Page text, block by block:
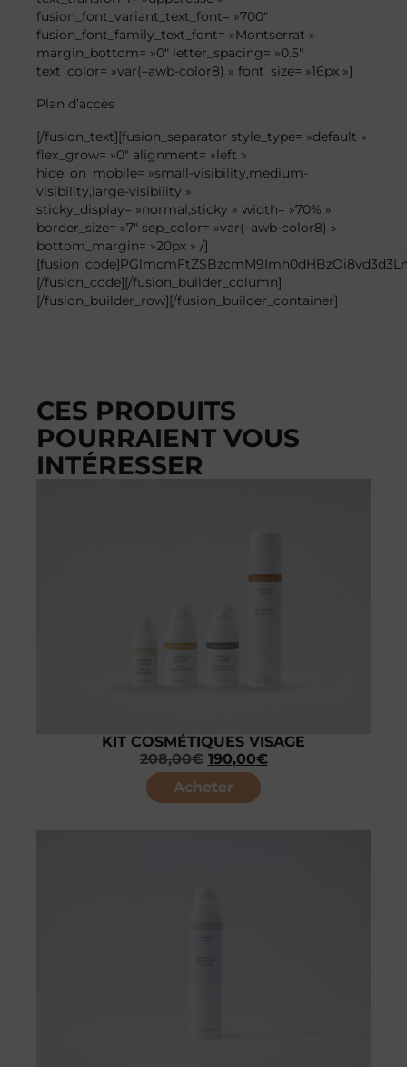
fusion_font_variant_text_font= »700″
fusion_font_family_text_font= »Montserrat »
margin_bottom= »0″ letter_spacing= »0.5″
text_color= »var(–awb-color8) » font_size= »16px »]
Plan d’accès
[/fusion_text][fusion_separator style_type= »default »
flex_grow= »0″ alignment= »left »
hide_on_mobile= »small-visibility,medium-
visibility,large-visibility »
sticky_display= »normal,sticky » width= »70% »
border_size= »7″ sep_color= »var(–awb-color8) »
bottom_margin= »20px » /]
[/fusion_code][/fusion_builder_column]
[/fusion_builder_row][/fusion_builder_container]
CES PRODUITS
POURRAIENT VOUS
INTÉRESSER
KIT COSMÉTIQUES VISAGE
208,00€ 190,00€
Acheter